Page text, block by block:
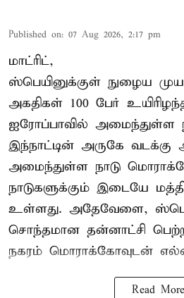
Published on: 07 Aug 2026, 2:17 pm
மாட்ரிட்,
ஸ்பெயினுக்குள் நுழைய
அகதிகள் 100 பேர்
ஐரோப்பாவில் அமைந்துள்ள
இந்நாட்டின் அருகே வடக்கு
அமைந்துள்ள நாடு
நாடுகளுக்கும் இடையே
உள்ளது. அதேவேளை,
சொந்தமான தன்னாட்சி
நகரம் மொராக்கோவுடன்
Read More